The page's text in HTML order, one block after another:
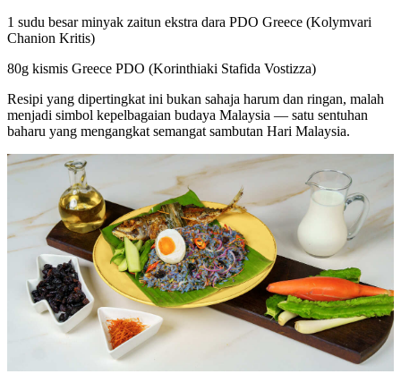
1 sudu besar minyak zaitun ekstra dara PDO Greece (Kolymvari
Chanion Kritis)
80g kismis Greece PDO (Korinthiaki Stafida Vostizza)
Resipi yang dipertingkat ini bukan sahaja harum dan ringan, malah
menjadi simbol kepelbagaian budaya Malaysia — satu sentuhan
baharu yang mengangkat semangat sambutan Hari Malaysia.